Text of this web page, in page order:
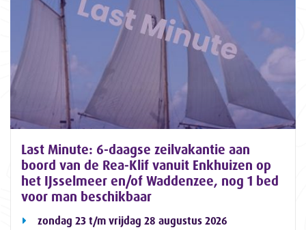
Last Minute: 6-daagse zeilvakantie aan
boord van de Rea-Klif vanuit Enkhuizen op
het IJsselmeer en/of Waddenzee, nog 1 bed
voor man beschikbaar
zondag 23 t/m vrijdag 28 augustus 2026